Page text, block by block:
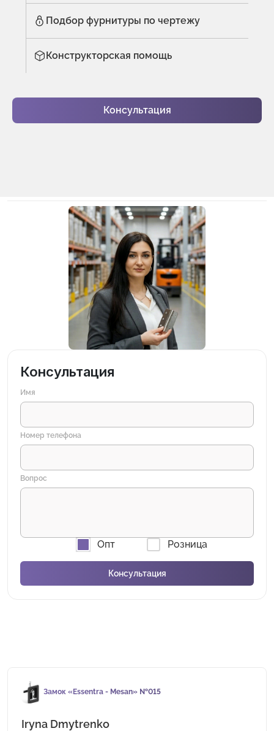
Подбор фурнитуры по чертежу
Конструкторская помощь
Консультация
Консультация
Имя
Номер телефона
Вопрос
Опт Розница
Замок «Essentra - Mesan» №015
Iryna Dmytrenko